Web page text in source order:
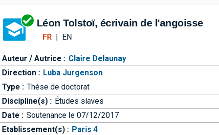
Aller directement à la barre
Léon Tolstoï, écrivain de l'angoisse
FR| EN
Auteur / Autrice : Claire Delaunay
Direction : Luba Jurgenson
Type : Thèse de doctorat
Discipline(s) : Études slaves
Date : Soutenance le 07/12/2017
Etablissement(s) : Paris 4